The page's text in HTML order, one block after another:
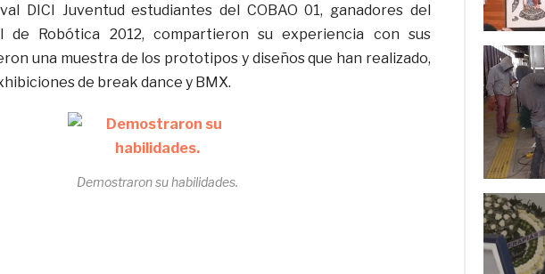
DICI Juventud estudiantes del COBAO 01, ganadores del
de Robótica 2012, compartieron su experiencia con sus
una muestra de los prototipos y diseños que han realizado,
de break dance y BMX.
Demostraron su habilidades.